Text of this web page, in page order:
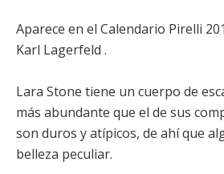
Aparece en el Calendario Pirelli
Karl Lagerfeld .
Lara Stone tiene un cuerpo de
más abundante que el de sus
son duros y atípicos, de ahí que
belleza peculiar.